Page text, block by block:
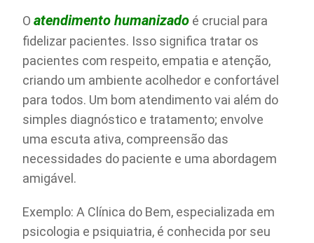
Oatendimento humanizado é crucial para
fidelizar pacientes. Isso significa tratar os
pacientes com respeito, empatia e atenção,
criando um ambiente acolhedor e confortável
para todos. Um bom atendimento vai além do
simples diagnóstico e tratamento; envolve
uma escuta ativa, compreensão das
necessidades do paciente e uma abordagem
amigável.
Exemplo: A Clínica do Bem, especializada em
psicologia e psiquiatria, é conhecida por seu